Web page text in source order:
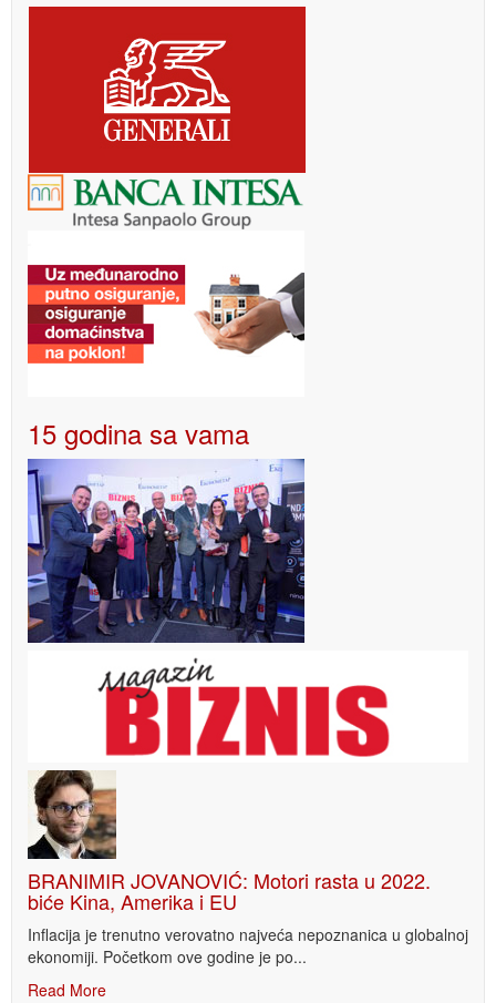
15 godina sa vama
BRANIMIR JOVANOVIĆ: Motori rasta u 2022.
biće Kina, Amerika i EU
Inflacija je trenutno verovatno najveća nepoznanica u globalnoj
ekonomiji. Početkom ove godine je po...
Read More